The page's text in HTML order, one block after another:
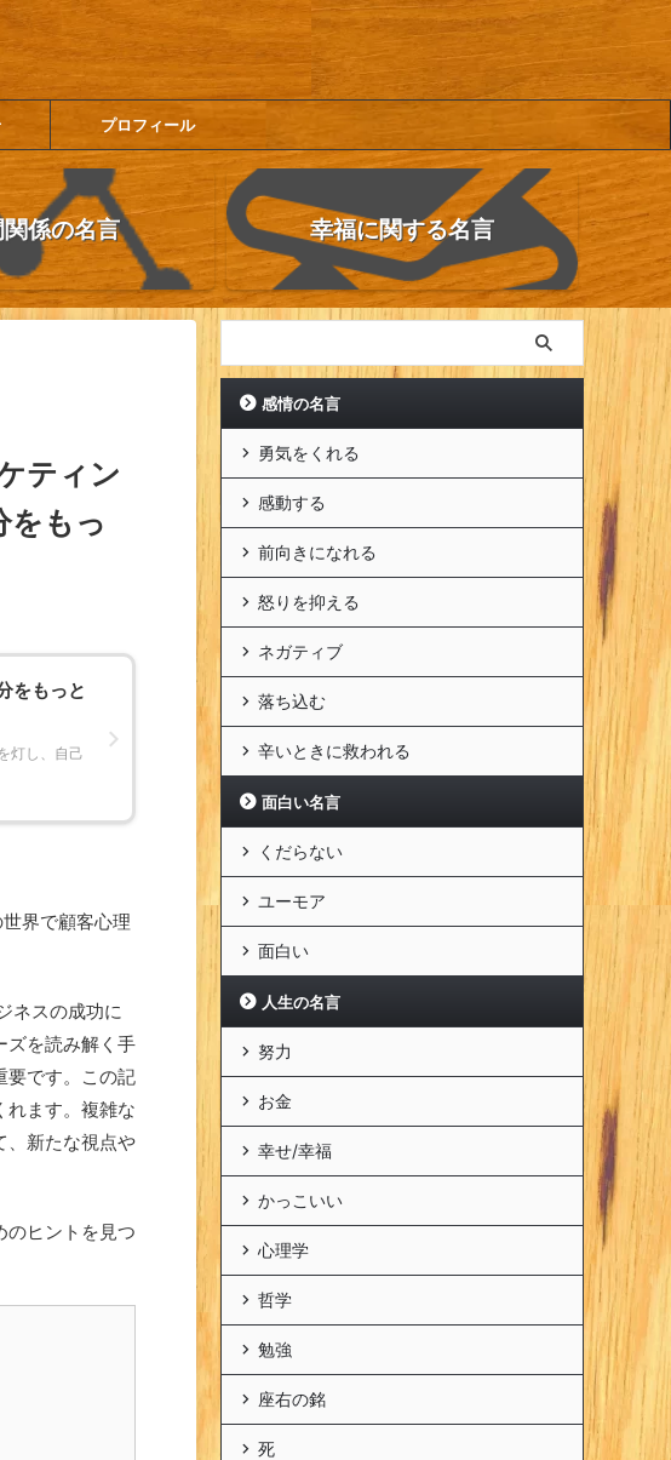
プロフィール
関係の名言 幸福に関する名言
ティン
をもっ
をもっと
灯し、自己
界で顧客心理
ネスの成功に
ズを読み解く手
要です。この記
れます。複雑な
、新たな視点や
のヒントを見つ
感情の名言
勇気をくれる
感動する
前向きになれる
怒りを抑える
ネガティブ
落ち込む
辛いときに救われる
面白い名言
くだらない
ユーモア
面白い
人生の名言
努力
お金
幸せ/幸福
かっこいい
心理学
哲学
勉強
座右の銘
死